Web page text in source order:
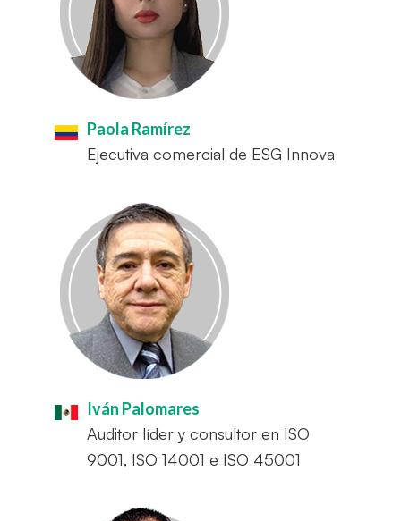
Paola Ramírez
Ejecutiva comercial de ESG Innova
Iván Palomares
Auditor líder y consultor en ISO
9001, ISO 14001 e ISO 45001